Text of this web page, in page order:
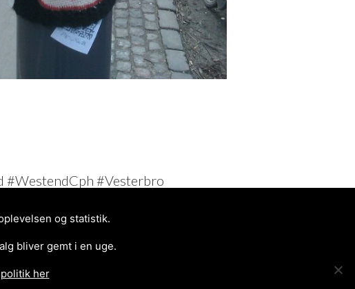
#WestendCph #Vesterbro
og statistik.
bliver gemt i en uge.
her